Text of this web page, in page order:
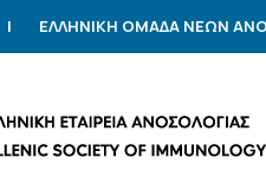
| ΕΛΛΗΝΙΚΗ ΟΜΑΔΑ ΝΕΩΝ